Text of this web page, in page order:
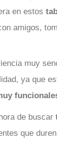
en estos
amigos,
muy
ya que
de buscar
que